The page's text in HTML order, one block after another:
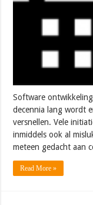
Software
decennia lang wordt
versnellen. Vele
inmiddels ook al
meteen gedacht aan
Read More »